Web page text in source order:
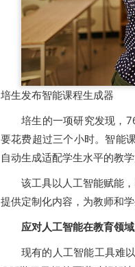
培生发布智能课程生成器
培生的一项研究发现，
要花费超过三个小时。智能
自动生成适配学生水平的教
该工具以人工智能赋能
提供定制化内容，为教师和
应对人工智能在教育领
现有的人工智能工具难